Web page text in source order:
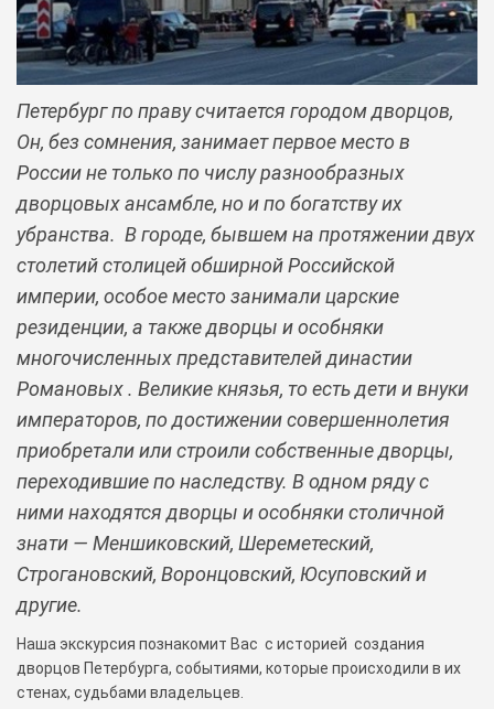
Петербург по праву считается городом дворцов,
Он, без сомнения, занимает первое место в
России не только по числу разнообразных
дворцовых ансамбле, но и по богатству их
убранства. В городе, бывшем на протяжении двух
столетий столицей обширной Российской
империи, особое место занимали царские
резиденции, а также дворцы и особняки
многочисленных представителей династии
Романовых . Великие князья, то есть дети и внуки
императоров, по достижении совершеннолетия
приобретали или строили собственные дворцы,
переходившие по наследству. В одном ряду с
ними находятся дворцы и особняки столичной
знати — Меншиковский, Шереметеский,
Строгановский, Воронцовский, Юсуповский и
другие.
Наша экскурсия познакомит Вас с историей создания
дворцов Петербурга, событиями, которые происходили в их
стенах, судьбами владельцев.